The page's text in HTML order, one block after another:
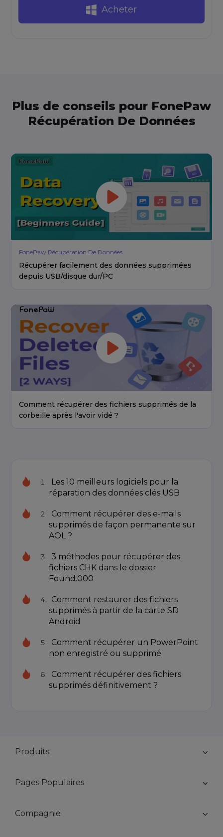
Acheter
Plus de conseils pour FonePaw
Récupération De Données
FonePaw Récupération De Données
Récupérer facilement des données supprimées
depuis USB/disque dur/PC
Comment récupérer des fichiers supprimés de la
corbeille après l'avoir vidé ?
Les 10 meilleurs logiciels pour la
réparation des données clés USB
Comment récupérer des e-mails
supprimés de façon permanente sur
AOL ?
3 méthodes pour récupérer des
fichiers CHK dans le dossier
Found.000
Comment restaurer des fichiers
supprimés à partir de la carte SD
Android
Comment récupérer un PowerPoint
non enregistré ou supprimé
Comment récupérer des fichiers
supprimés définitivement ?
Produits
Pages Populaires
Compagnie